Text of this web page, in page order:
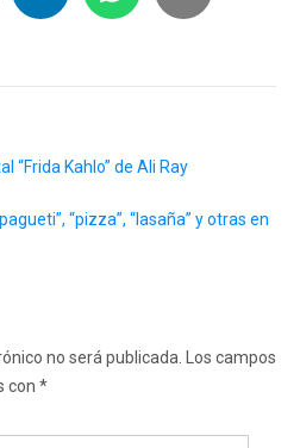
“Frida Kahlo” de Ali Ray
“pizza”, “lasaña” y otras en
no será publicada.
Los campos
con *